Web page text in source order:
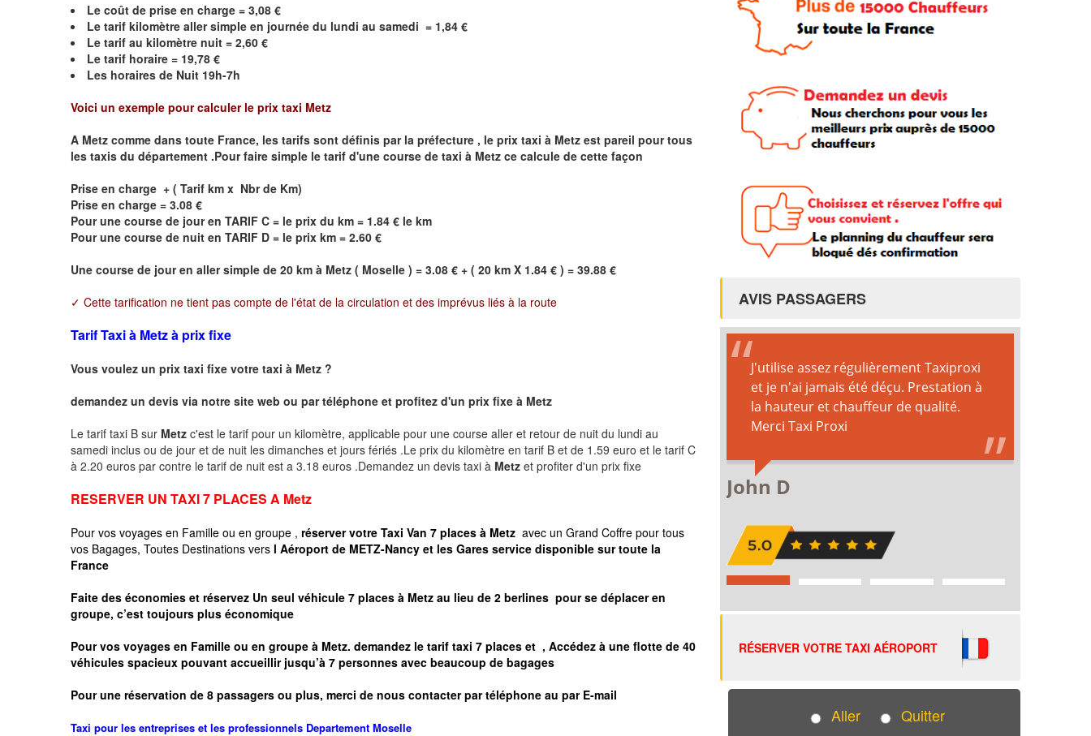
Le coût de prise en charge = 3,08 €
Le tarif kilomètre aller simple en journée du lundi au samedi = 1,84 €
Le tarif au kilomètre nuit = 2,60 €
Le tarif horaire = 19,78 €
Les horaires de Nuit 19h-7h
Voici un exemple pour calculer le prix taxi Metz
A Metz comme dans toute France, les tarifs sont définis par la préfecture , le prix taxi à Metz est pareil pour tous
les taxis du département .Pour faire simple le tarif d'une course de taxi à Metz ce calcule de cette façon
Prise en charge + ( Tarif km x Nbr de Km)
Prise en charge = 3.08 €
Pour une course de jour en TARIF C = le prix du km = 1.84 € le km
Pour une course de nuit en TARIF D = le prix km = 2.60 €
Une course de jour en aller simple de 20 km à Metz ( Moselle ) = 3.08 € + ( 20 km X 1.84 € ) = 39.88 €
✓ Cette tarification ne tient pas compte de l'état de la circulation et des imprévus liés à la route
Tarif Taxi à Metz à prix fixe
Vous voulez un prix taxi fixe votre taxi à Metz ?
demandez un devis via notre site web ou par téléphone et profitez d'un prix fixe à Metz
Le tarif taxi B sur Metz c'est le tarif pour un kilomètre, applicable pour une course aller et retour de nuit du lundi au
samedi inclus ou de jour et de nuit les dimanches et jours fériés .Le prix du kilomètre en tarif B et de 1.59 euro et le tarif C
à 2.20 euros par contre le tarif de nuit est a 3.18 euros .Demandez un devis taxi à Metz et profiter d'un prix fixe
RESERVER UN TAXI 7 PLACES A Metz
Pour vos voyages en Famille ou en groupe , réserver votre Taxi Van 7 places à Metz avec un Grand Coffre pour tous
vos Bagages, Toutes Destinations vers l Aéroport de METZ-Nancy et les Gares service disponible sur toute la
France
Faite des économies et réservez Un seul véhicule 7 places à Metz au lieu de 2 berlines pour se déplacer en
groupe, c’est toujours plus économique
Pour vos voyages en Famille ou en groupe à Metz. demandez le tarif taxi 7 places et , Accédez à une flotte de 40
véhicules spacieux pouvant accueillir jusqu’à 7 personnes avec beaucoup de bagages
Pour une réservation de 8 passagers ou plus, merci de nous contacter par téléphone au par E-mail
Taxi pour les entreprises et les professionnels Departement Moselle
AVIS PASSAGERS
RÉSERVER VOTRE TAXI AÉROPORT
Aller Quitter